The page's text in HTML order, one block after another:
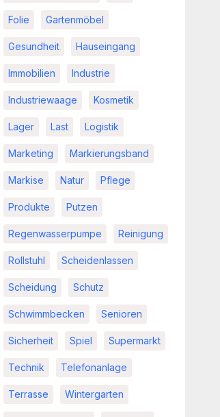
Folie Gartenmöbel
Gesundheit Hauseingang
Immobilien Industrie
Industriewaage Kosmetik
Lager Last Logistik
Marketing Markierungsband
Markise Natur Pflege
Produkte Putzen
Regenwasserpumpe Reinigung
Rollstuhl Scheidenlassen
Scheidung Schutz
Schwimmbecken Senioren
Sicherheit Spiel Supermarkt
Technik Telefonanlage
Terrasse Wintergarten